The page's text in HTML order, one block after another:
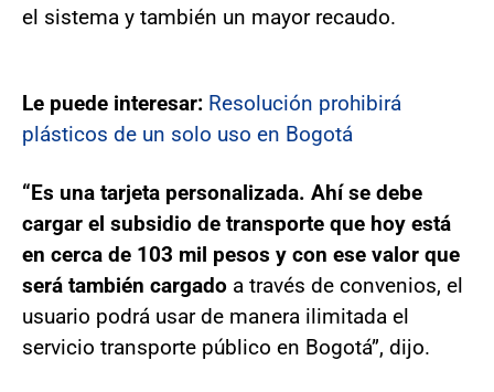
el sistema y también un mayor recaudo.
Le puede interesar: Resolución prohibirá
plásticos de un solo uso en Bogotá
“Es una tarjeta personalizada. Ahí se debe
cargar el subsidio de transporte que hoy está
en cerca de 103 mil pesos y con ese valor que
será también cargado a través de convenios, el
usuario podrá usar de manera ilimitada el
servicio transporte público en Bogotá”, dijo.